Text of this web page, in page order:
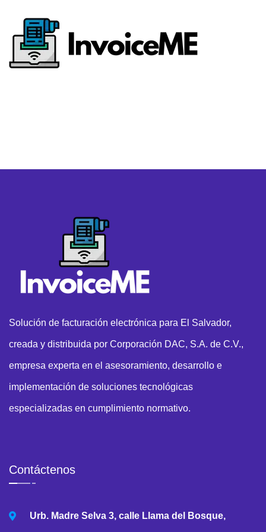
Solución de facturación electrónica para El Salvador,
creada y distribuida por Corporación DAC, S.A. de C.V.,
empresa experta en el asesoramiento, desarrollo e
implementación de soluciones tecnológicas
especializadas en cumplimiento normativo.
Contáctenos
Urb. Madre Selva 3, calle Llama del Bosque,